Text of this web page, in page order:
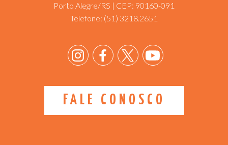
Porto Alegre/RS | CEP: 90160-091
Telefone: (51) 3218.2651
FALE CONOSCO